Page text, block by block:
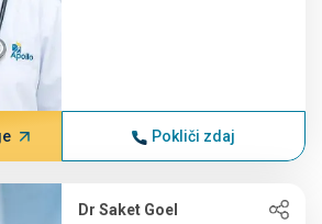
Pokliči zdaj
Dr Saket Goel